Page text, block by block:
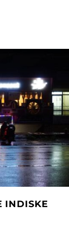
INDISKE